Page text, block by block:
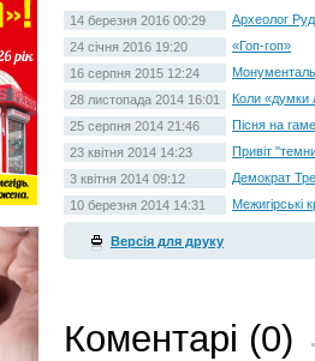
14 березня 2016 00:29
Археолог
24 січня 2016 19:20
«Гоп-гоп»
16 серпня 2015 12:24
28 листопада 2014 16:01
Коли
25 серпня 2014 21:46
Пісня на
23 квітня 2014 14:23
Привіт
3 квітня 2014 09:12
Демократ
10 березня 2014 14:31
Межигірські
Версія для друку
Коментарі (0)